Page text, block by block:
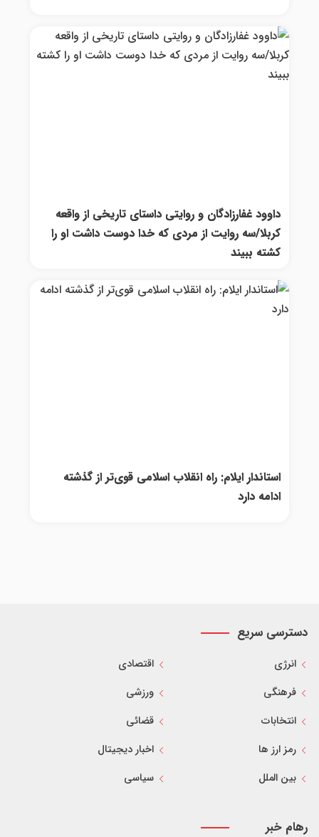
داوود غفارزادگان و روایتی داستای تاریخی از واقعه
کربلا/سه روایت از مردی که خدا دوست داشت او را
کشته ببیند
استاندار ایلام: راه انقلاب اسلامی قوی‌تر از گذشته
ادامه دارد
دسترسی سریع
انرژی
اقتصادی
فرهنگی
ورزشی
انتخابات
قضائی
رمز ارز ها
اخبار دیجیتال
بین الملل
سیاسی
رهام خبر